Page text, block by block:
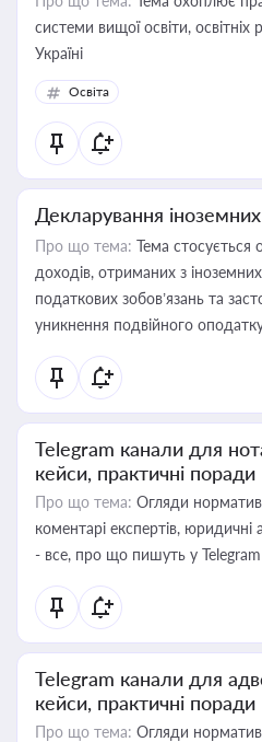
системи вищої освіти, освітніх
Україні
Освіта
Декларування
Про що тема: Тема стосується
доходів, отриманих з
податкових зобов’язань та
уникнення подвійного
Telegram канали для
кейси, практичні поради
Про що тема: Огляди
коментарі експертів,
- все, про що пишуть у Telegram
Telegram канали для
кейси, практичні поради
Про що тема: Огляди